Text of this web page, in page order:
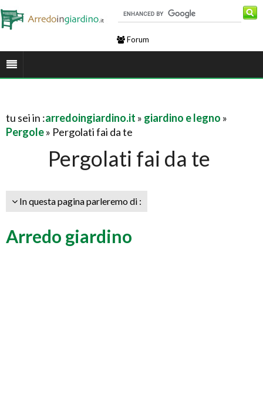
Forum
tu sei in :arredoingiardino.it » giardino e legno »
Pergole» Pergolati fai da te
Pergolati fai da te
In questa pagina parleremo di :
Arredo giardino